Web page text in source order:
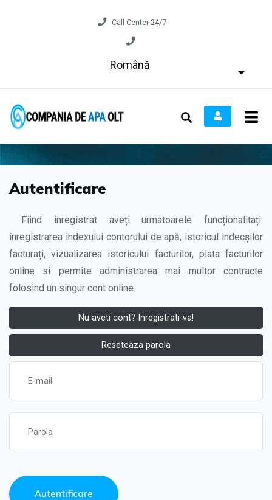
Call Center 24/7
Română
Autentificare
Fiind inregistrat aveți urmatoarele funcționalitați:
înregistrarea indexului contorului de apă, istoricul indecșilor
facturați, vizualizarea istoricului facturilor, plata facturilor
online si permite administrarea mai multor contracte
folosind un singur cont online.
Nu aveti cont? Inregistrati-va!
Reseteaza parola
Autentificare